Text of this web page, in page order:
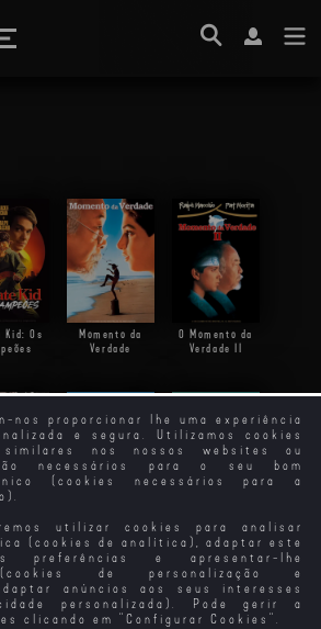
nos proporcionar lhe uma experiência
e segura. Utilizamos cookies
nos nossos websites ou
necessários para o seu bom
(cookies necessários para a
utilizar cookies para analisar
(cookies de analítica), adaptar este
preferências e apresentar-lhe
(cookies de personalização e
anúncios aos seus interesses
personalizada). Pode gerir a
clicando em " Configurar Cookies ".
Kid: Os
Momento da
Verdade
O Momento da
Verdade II
-
de
Kung Fu Killer 2 Killer Heat